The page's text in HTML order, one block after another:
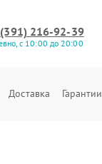
216-92-39
с 10:00 до 20:00
Доставка Гарантии